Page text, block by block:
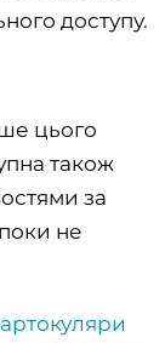
доступу.
цього
також
за
не